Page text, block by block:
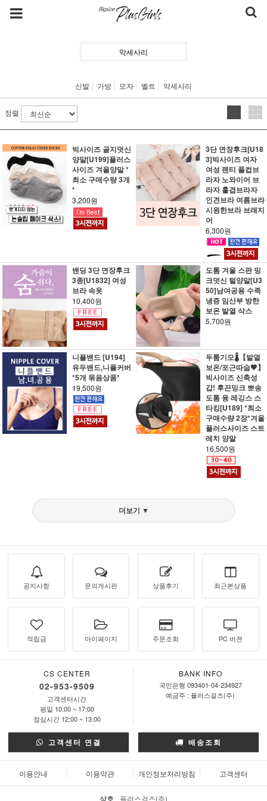
악세사리
신발 가방 모자 벨트 악세사리
정렬
빅사이즈 골지덧신
양말[U199]플러스
사이즈 겨울양말 *
최소 구매수량 3개
*
3,200원
3단 연장후크[U18
3]빅사이즈 여자
여성 팬티 풀컵브
라자 노와이어 브
라자 홑겹브라자
인견브라 여름브라
시원한브라 브래지
어
6,300원
밴딩 3단 연장후크
3종[U1832] 여성
브라 속옷
10,400원
도톰 겨울 스판 밍
크덧신 털양말[U3
50]남여공용 수족
냉증 임산부 방한
보온 발열 삭스
5,700원
니플밴드 [U194]
유두밴드,니플커버
*5개 묶음상품*
19,500원
두툼기모🌡️【발열
보온/포근따숩🤎】
빅사이즈 신축성
갑! 후끈밍크 뽀송
도톰 융 레깅스 스
타킹[U189] *최소
구매수량 2장*겨울
플러스사이즈 스트
레치 양말
16,500원
더보기 ▼
공지사항 문의게시판 상품후기 최근본상품
적립금 마이페이지 주문조회 PC 버젼
CS CENTER
02-953-9509
고객센터시간
평일 10:00 ~ 17:00
점심시간 12:00 ~ 13:00
BANK INFO
국민은행 093401-04-234927
예금주 : 플러스걸즈(주)
고객센터 연결 배송조회
이용안내 이용약관 개인정보처리방침 고객센터
상호 플러스걸즈(주)